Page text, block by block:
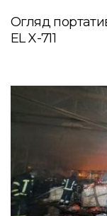
Огляд
EL X-711